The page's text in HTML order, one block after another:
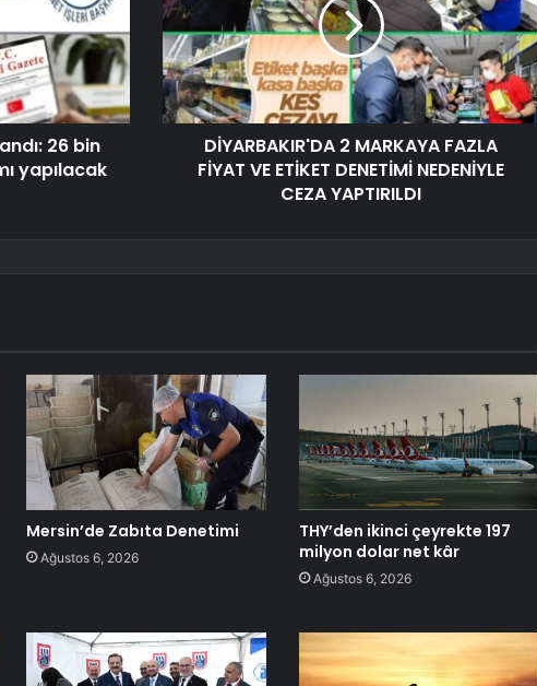
26 bin
yapılacak
DİYARBAKIR'DA 2 MARKAYA FAZLA
FİYAT VE ETİKET DENETİMİ NEDENİYLE
CEZA YAPTIRILDI
Mersin’de Zabıta Denetimi
Ağustos 6, 2026
THY’den ikinci çeyrekte 197
milyon dolar net kâr
Ağustos 6, 2026